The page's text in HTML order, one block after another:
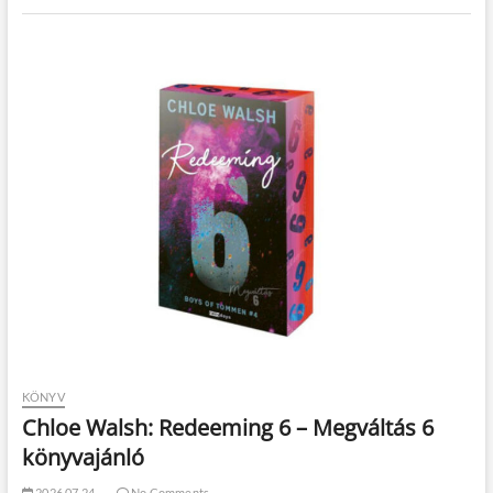
KÖNYV
Chloe Walsh: Redeeming 6 – Megváltás 6
könyvajánló